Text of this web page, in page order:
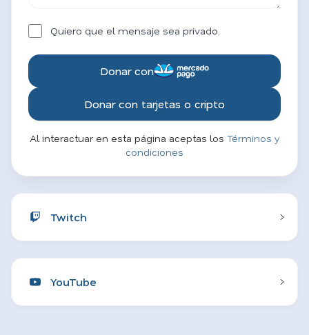
Quiero que el mensaje sea privado.
Donar con
Donar con tarjetas o cripto
Al interactuar en esta página aceptas los Términos y
condiciones
Twitch
YouTube